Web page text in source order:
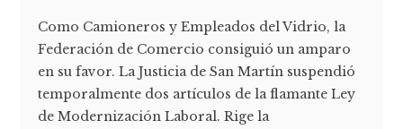
Como Camioneros y Empleados del Vidrio, la
Federación de Comercio consiguió un amparo
en su favor. La Justicia de San Martín suspendió
temporalmente dos artículos de la flamante Ley
de Modernización Laboral. Rige la